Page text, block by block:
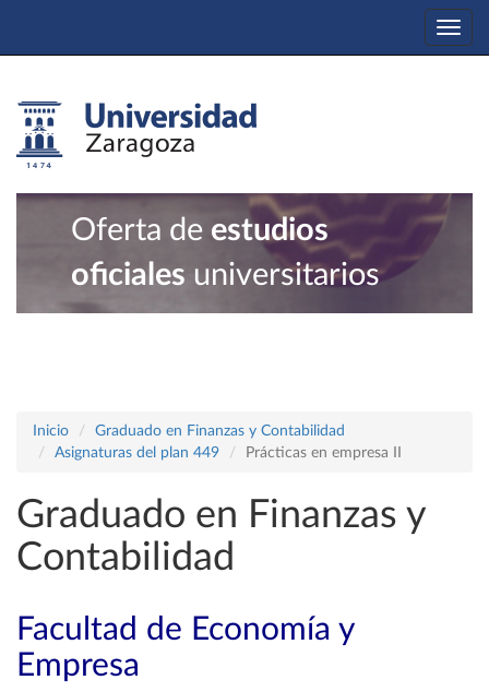
Oferta de estudios
oficiales universitarios
Inicio
Graduado en Finanzas y Contabilidad
Asignaturas del plan 449
Prácticas en empresa II
Graduado en Finanzas y
Contabilidad
Facultad de Economía y
Empresa